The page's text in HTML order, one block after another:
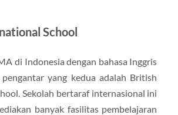
School
di Indonesia dengan bahasa Inggris
pengantar yang kedua adalah British
Sekolah bertaraf internasional ini
banyak fasilitas pembelajaran